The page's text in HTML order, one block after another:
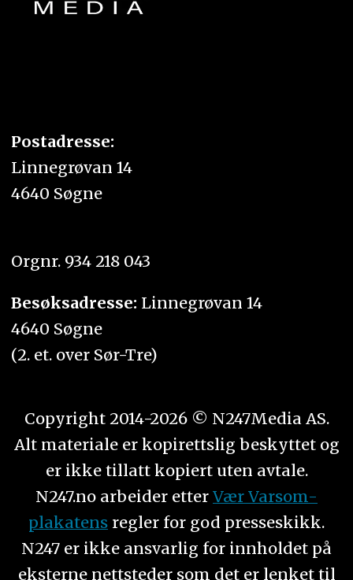
Postadresse:
Linnegrøvan 14
4640 Søgne
Orgnr. 934 218 043
Besøksadresse: Linnegrøvan 14
4640 Søgne
(2. et. over Sør-Tre)
Copyright 2014-2026 © N247Media AS.
Alt materiale er kopirettslig beskyttet og
er ikke tillatt kopiert uten avtale.
N247.no arbeider etter Vær Varsom-
plakatens regler for god presseskikk.
N247 er ikke ansvarlig for innholdet på
eksterne nettsteder som det er lenket til